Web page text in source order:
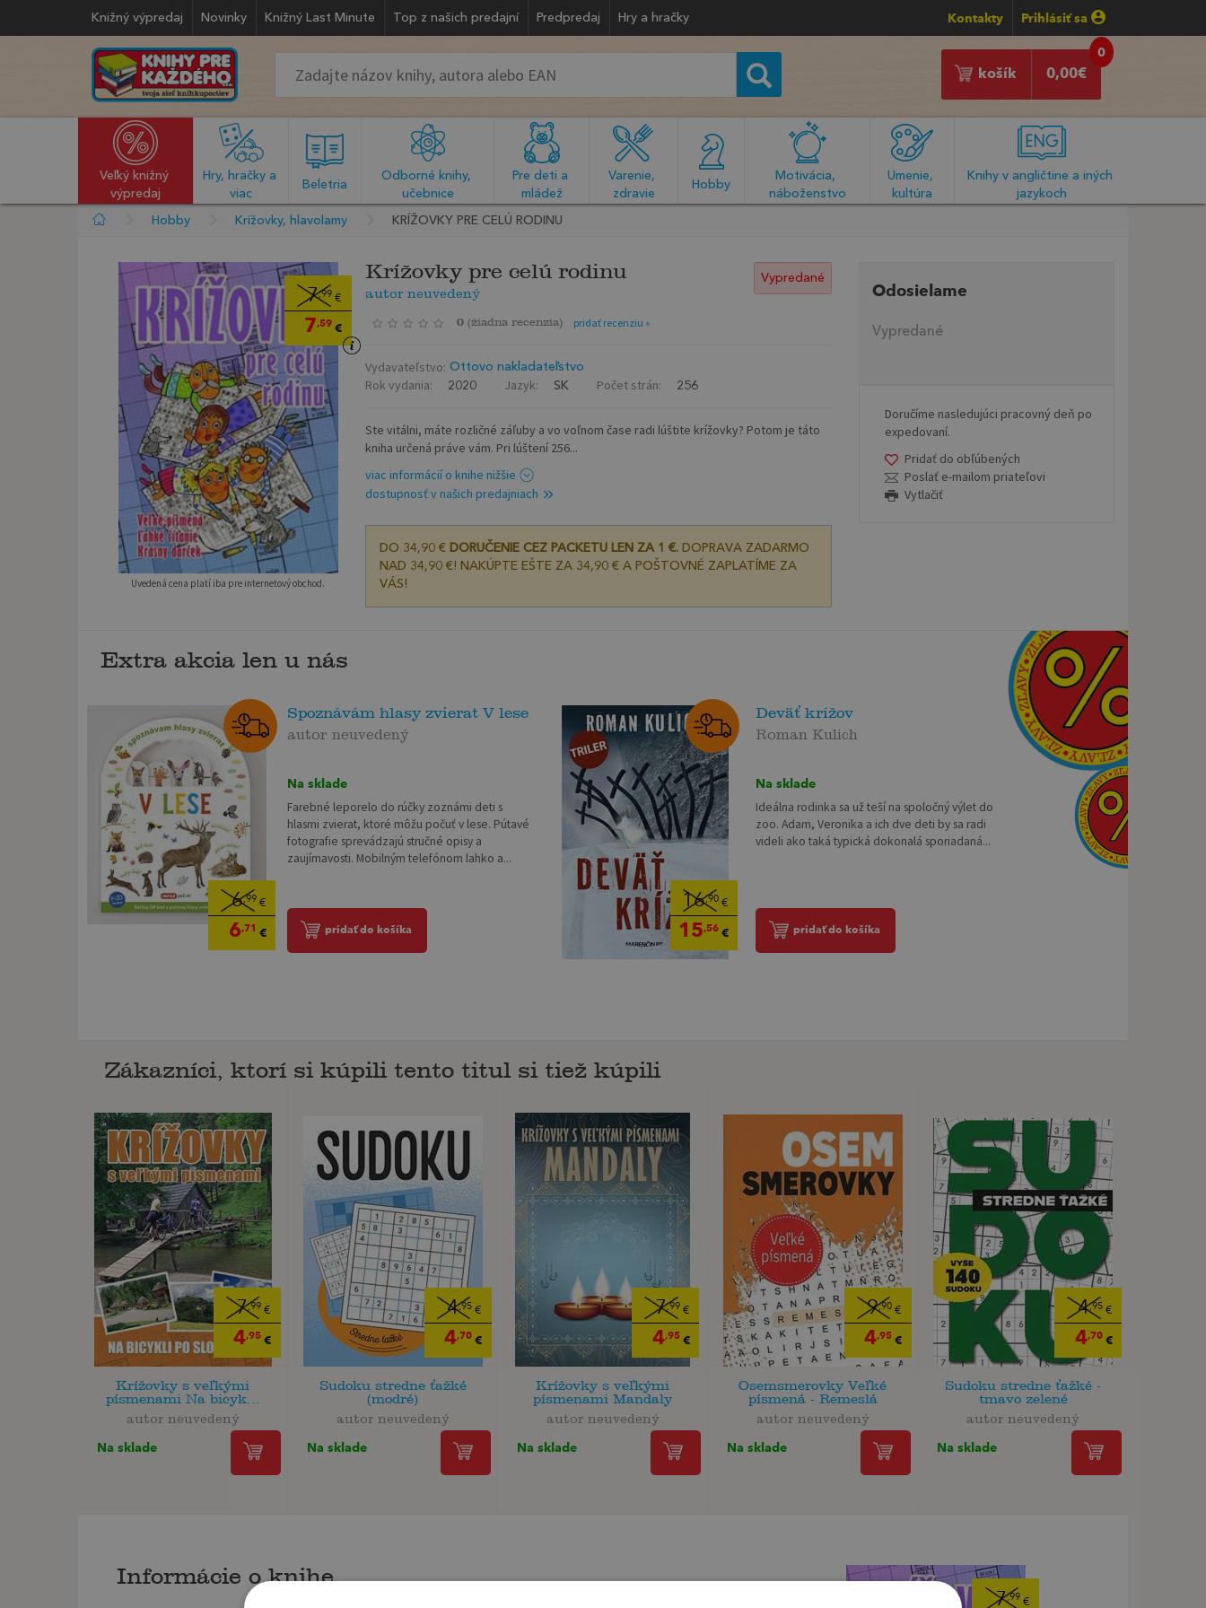
Knižný výpredaj Novinky Knižný Last Minute Top z našich predajní Predpredaj Hry a hračky Kontakty Prihlásiť sa
0
0,00€
košík
Veľký knižný
výpredaj
Hry, hračky a
viac
Beletria
Odborné knihy,
učebnice
Pre deti a
mládež
Varenie,
zdravie
Hobby
Motivácia,
náboženstvo
Umenie,
kultúra
Knihy v angličtine a iných
jazykoch
Hobby Krížovky, hlavolamy KRÍŽOVKY PRE CELÚ RODINU
7,99 €
7,59 €
Uvedená cena platí iba pre internetový obchod.
Krížovky pre celú rodinu
autor neuvedený
Vypredané
0 (žiadna recenzia) pridať recenziu »
Vydavateľstvo: Ottovo nakladateľstvo
Rok vydania: 2020 Jazyk: SK Počet strán: 256
Ste vitálni, máte rozličné záľuby a vo voľnom čase radi lúštite krížovky? Potom je táto
kniha určená práve vám. Pri lúštení 256...
viac informácií o knihe nižšie
dostupnosť v našich predajniach
DO 34,90 € DORUČENIE CEZ PACKETU LEN ZA 1 €.DOPRAVA ZADARMO
NAD 34,90 €! NAKÚPTE EŠTE ZA 34,90 € A POŠTOVNÉ ZAPLATÍME ZA
VÁS!
Odosielame
Vypredané
Doručíme nasledujúci pracovný deň po
expedovaní.
Pridať do obľúbených
Poslať e-mailom priateľovi
Vytlačiť
Extra akcia len u nás
6,99 €
6,71 €
Spoznávám hlasy zvierat V lese
autor neuvedený
Na sklade
Farebné leporelo do rúčky zoznámi deti s
hlasmi zvierat, ktoré môžu počuť v lese. Pútavé
fotografie sprevádzajú stručné opisy a
zaujímavosti. Mobilným telefónom lahko a...
pridať do košíka
16,90€
15,56€
Deväť krížov
Roman Kulich
Na sklade
Ideálna rodinka sa už teší na spoločný výlet do
zoo. Adam, Veronika a ich dve deti by sa radi
videli ako taká typická dokonalá sporiadaná...
pridať do košíka
Zákazníci, ktorí si kúpili tento titul si tiež kúpili
7,99 €
4,95 €
Krížovky s veľkými
písmenami Na bicyk...
autor neuvedený
Na sklade
4,95 €
4,70 €
Sudoku stredne ťažké
(modré)
autor neuvedený
Na sklade
7,99 €
4,95€
Krížovky s veľkými
písmenami Mandaly
autor neuvedený
Na sklade
9,90 €
4,95 €
Osemsmerovky Veľké
písmená - Remeslá
autor neuvedený
Na sklade
4,95€
4,70€
Sudoku stredne ťažké -
tmavo zelené
autor neuvedený
Na sklade
Informácie o knihe
7,99 €